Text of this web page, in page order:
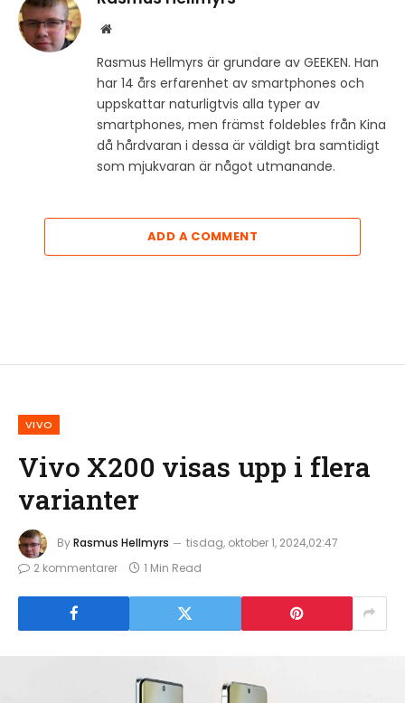
Website
Rasmus Hellmyrs är grundare av GEEKEN. Han
har 14 års erfarenhet av smartphones och
uppskattar naturligtvis alla typer av
smartphones, men främst foldebles från Kina
då hårdvaran i dessa är väldigt bra samtidigt
som mjukvaran är något utmanande.
ADD A COMMENT
VIVO
Vivo X200 visas upp i flera
varianter
ByRasmus Hellmyrs
tisdag, oktober 1, 2024,02:47
2 kommentarer
1 Min Read